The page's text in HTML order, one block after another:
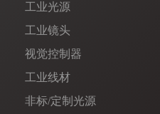
工业光源
工业镜头
视觉控制器
工业线材
非标/定制光源